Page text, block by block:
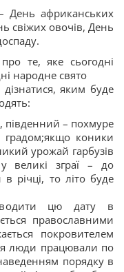
День африканських
свіжих овочів, День
те, яке сьогодні
народне свято
яким буде
південний – похмуре
градом;якщо коники
урожай гарбузів
у великі зграї – до
річці, то літо буде
цю дату в
православними
покровителем
люди працювали по
порядку в